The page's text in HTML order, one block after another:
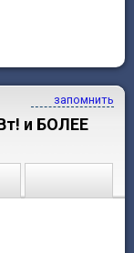
запомнить
и БОЛЕЕ